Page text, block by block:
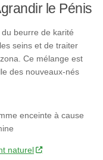
le Pénis
beurre de karité
seins et de traiter
Ce mélange est
des nouveaux-nés
enceinte à cause
naturel